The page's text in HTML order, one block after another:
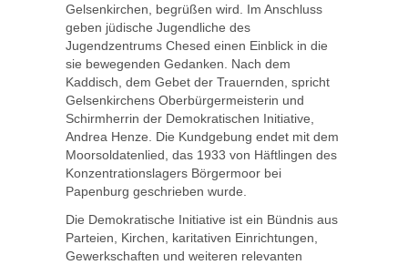
Gelsenkirchen, begrüßen wird. Im Anschluss
geben jüdische Jugendliche des
Jugendzentrums Chesed einen Einblick in die
sie bewegenden Gedanken. Nach dem
Kaddisch, dem Gebet der Trauernden, spricht
Gelsenkirchens Oberbürgermeisterin und
Schirmherrin der Demokratischen Initiative,
Andrea Henze. Die Kundgebung endet mit dem
Moorsoldatenlied, das 1933 von Häftlingen des
Konzentrationslagers Börgermoor bei
Papenburg geschrieben wurde.
Die Demokratische Initiative ist ein Bündnis aus
Parteien, Kirchen, karitativen Einrichtungen,
Gewerkschaften und weiteren relevanten